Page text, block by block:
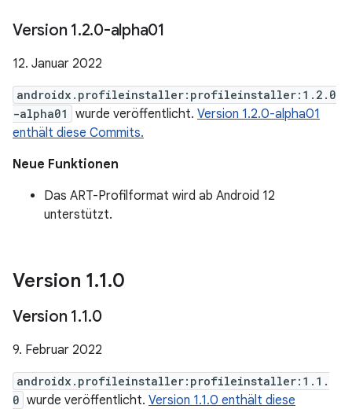
Version 1.2.0-alpha01
12. Januar 2022
androidx.profileinstaller:profileinstaller:1.2.0
-alpha01
wurde veröffentlicht. Version 1.2.0-alpha01
enthält diese Commits.
Neue Funktionen
Das ART-Profilformat wird ab Android 12
unterstützt.
Version 1.1.0
Version 1.1.0
9. Februar 2022
androidx.profileinstaller:profileinstaller:1.1.
0 wurde veröffentlicht. Version 1.1.0 enthält diese